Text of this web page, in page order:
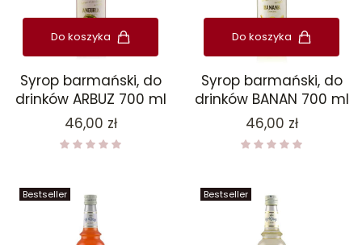
Do koszyka
Syrop barmański, do
drinków ARBUZ 700 ml
Cena
46,00 zł
Do koszyka
Syrop barmański, do
drinków BANAN 700 ml
Cena
46,00 zł
Bestseller Bestseller